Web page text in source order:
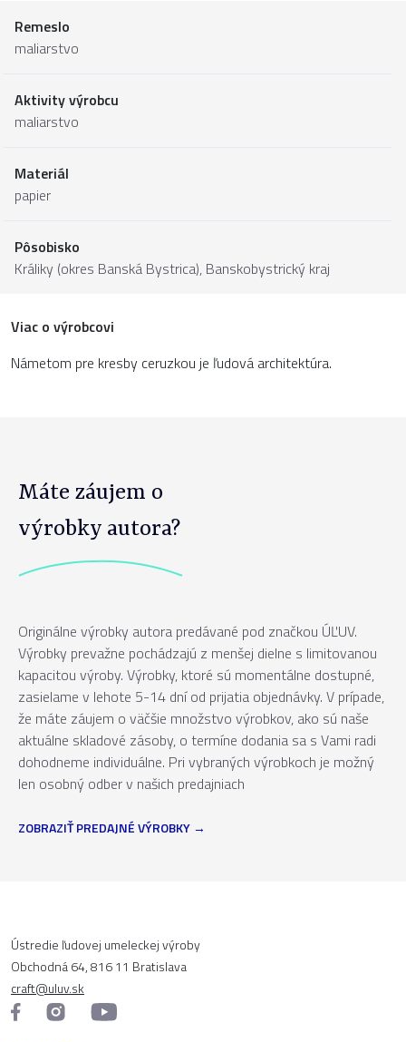
Remeslo
maliarstvo
Aktivity výrobcu
maliarstvo
Materiál
papier
Pôsobisko
Králiky (okres Banská Bystrica), Banskobystrický kraj
Viac o výrobcovi
Námetom pre kresby ceruzkou je ľudová architektúra.
Máte záujem o
výrobky autora?
Originálne výrobky autora predávané pod značkou ÚĽUV.
Výrobky prevažne pochádzajú z menšej dielne s limitovanou
kapacitou výroby. Výrobky, ktoré sú momentálne dostupné,
zasielame v lehote 5-14 dní od prijatia objednávky. V prípade,
že máte záujem o väčšie množstvo výrobkov, ako sú naše
aktuálne skladové zásoby, o termíne dodania sa s Vami radi
dohodneme individuálne. Pri vybraných výrobkoch je možný
len osobný odber v našich predajniach
ZOBRAZIŤ PREDAJNÉ VÝROBKY
Ústredie ľudovej umeleckej výroby
Obchodná 64, 816 11 Bratislava
craft@uluv.sk